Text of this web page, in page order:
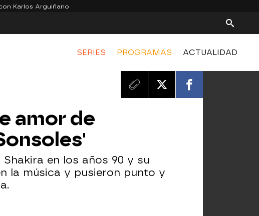
Karlos Arguiñano
SERIES PROGRAMAS ACTUALIDAD
amor de
en los años 90 y su
la música y pusieron punto y